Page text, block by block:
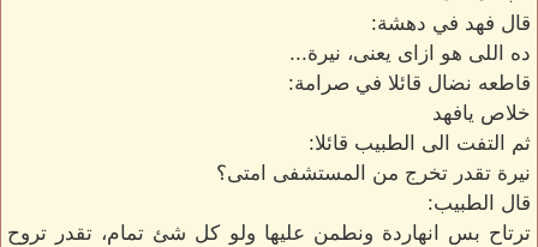
قال فهد في دهشة:
ده اللى هو ازاى يعنى، نيرة...
قاطعه نضال قائلا في صرامة:
خلاص يافهد
ثم التفت الى الطبيب قائلا:
نيرة تقدر تخرج من المستشفى امتى؟
قال الطبيب:
ترتاح بس انهاردة ونطمن عليها ولو كل شئ تمام، تقدر تروح